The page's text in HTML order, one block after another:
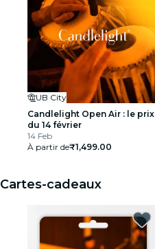
UB City
Candlelight Open Air : le prix
du 14 février
14 Feb
À partir de₹1,499.00
Cartes-cadeaux